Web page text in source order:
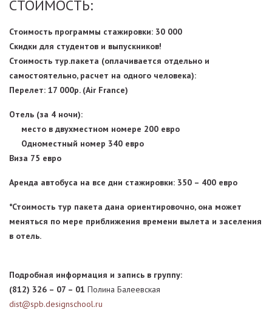
СТОИМОСТЬ:
Стоимость программы стажировки: 30 000
Скидки для студентов и выпускников!
Стоимость тур.пакета (оплачивается отдельно и
самостоятельно, расчет на одного человека):
Перелет: 17 000р. (Air France)
Отель (за 4 ночи):
место в двухместном номере 200 евро
Одноместный номер 340 евро
Виза 75 евро
Аренда автобуса на все дни стажировки: 350 – 400 евро
*Стоимость тур пакета дана ориентировочно, она может
меняться по мере приближения времени вылета и заселения
в отель.
Подробная информация и запись в группу:
(812) 326 – 07 – 01 Полина Балеевская
dist@spb.designschool.ru